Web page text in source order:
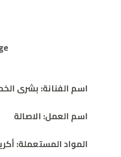
اسم الفنانة: بشرى
اسم العمل: الاصالة
المواد المستعملة: